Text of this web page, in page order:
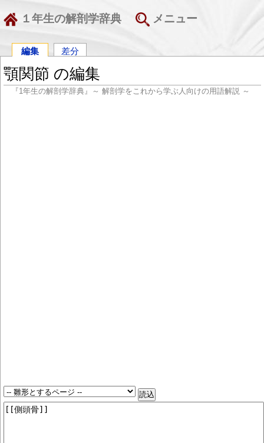
１年生の解剖学辞典 メニュー
編集 差分
顎関節 の編集
『1年生の解剖学辞典』～ 解剖学をこれから学ぶ人向けの用語解説 ～